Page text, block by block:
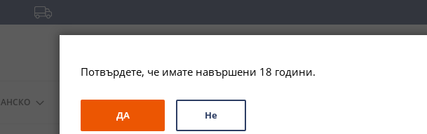
Прескачане
съдържанието
ДРУГИ ЗА ПОДАРЪК ПРОМО СПЕЦИАЛНИ ПРЕДЛОЖЕНИЯ
Потвърдете, че имате навършени 18 години.
ДА Не